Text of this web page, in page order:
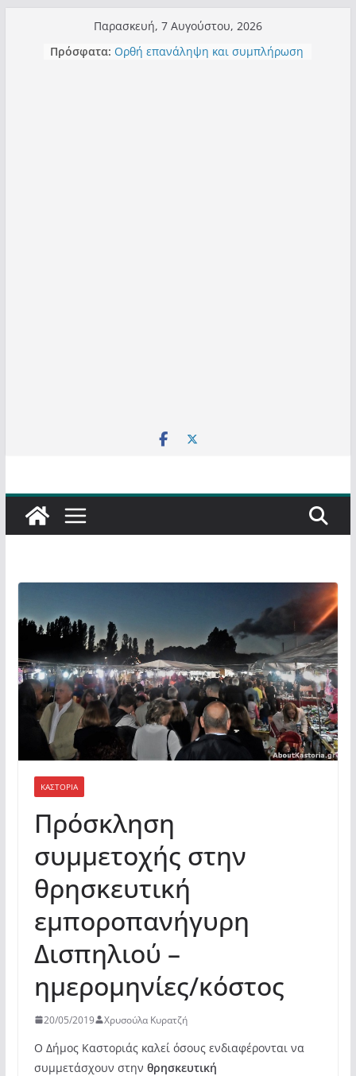
περιεχόμενο
Παρασκευή, 7 Αυγούστου, 2026
Πρόσφατα: Ορθή επανάληψη και συμπλήρωση
ΚΑΣΤΟΡΙΆ
Πρόσκληση
συμμετοχής στην
θρησκευτική
εμποροπανήγυρη
Δισπηλιού –
ημερομηνίες/κόστος
20/05/2019 Χρυσούλα Κυρατζή
Ο Δήμος Καστοριάς καλεί όσους ενδιαφέρονται να
συμμετάσχουν στην θρησκευτική